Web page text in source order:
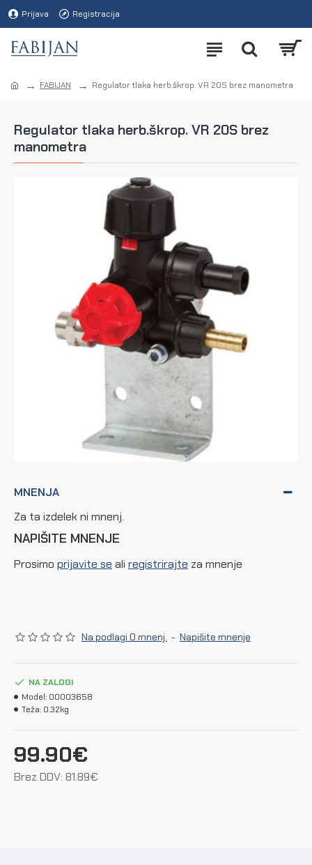
Prijava Registracija
FABIJAN Regulator tlaka herb.škrop. VR 20S brez manometra
Regulator tlaka herb.škrop. VR 20S brez
manometra
MNENJA
Za ta izdelek ni mnenj.
NAPIŠITE MNENJE
Prosimo prijavite se ali registrirajte za mnenje
Na podlagi 0 mnenj. - Napišite mnenje
99.90€
Brez DDV: 81.89€
NA ZALOGI
Model: 00003658
Teža: 0.32kg